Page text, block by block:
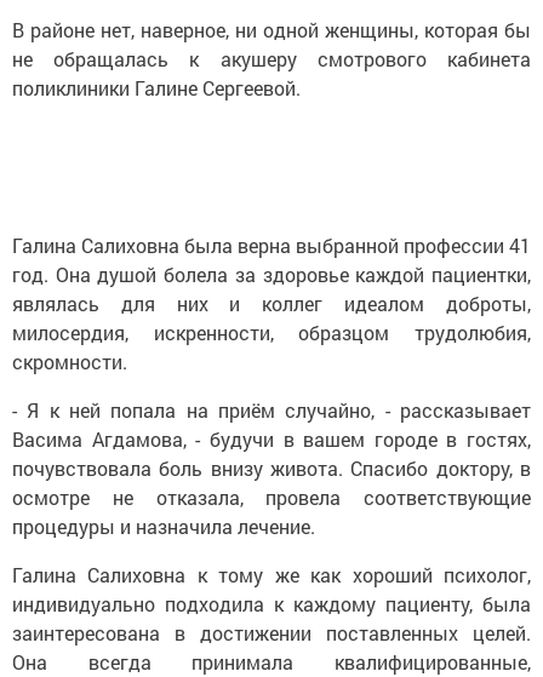
В районе нет, наверное, ни одной женщины, которая бы
не обращалась к акушеру смотрового кабинета
поликлиники Галине Сергеевой.
Галина Салиховна была верна выбранной профессии 41
год. Она душой болела за здоровье каждой пациентки,
являлась для них и коллег идеалом доброты,
милосердия, искренности, образцом трудолюбия,
скромности.
- Я к ней попала на приём случайно, - рассказывает
Васима Агдамова, - будучи в вашем городе в гостях,
почувствовала боль внизу живота. Спасибо доктору, в
осмотре не отказала, провела соответствующие
процедуры и назначила лечение.
Галина Салиховна к тому же как хороший психолог,
индивидуально подходила к каждому пациенту, была
заинтересована в достижении поставленных целей.
Она всегда принимала квалифицированные,